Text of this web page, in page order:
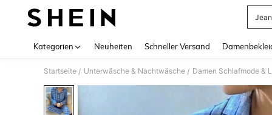
Kategorien Neuheiten Schneller Versand
Startseite / Unterwäsche & Nachtwäsche / Damen Schlafmode &